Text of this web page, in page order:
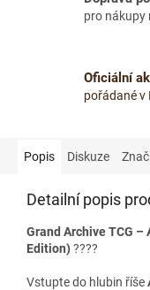
pro nákupy
Oficiální
pořádané v
Popis Diskuze
Detailní popis
Grand Archive TCG –
Edition) ????
Vstupte do hlubin říše